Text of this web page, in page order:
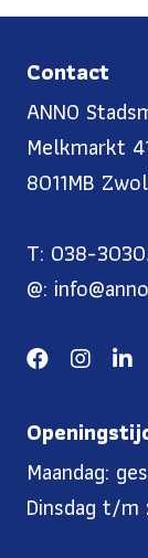
Contact
ANNO
Melkmarkt
8011MB
T: 038-
@:
Maandag:
Dinsdag t/m